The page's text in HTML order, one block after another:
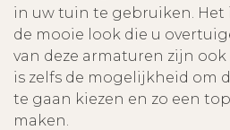
in uw tuin te gebruiken. Het
de mooie look die u
van deze armaturen zijn
is zelfs de mogelijkheid om
te gaan kiezen en zo een
maken.